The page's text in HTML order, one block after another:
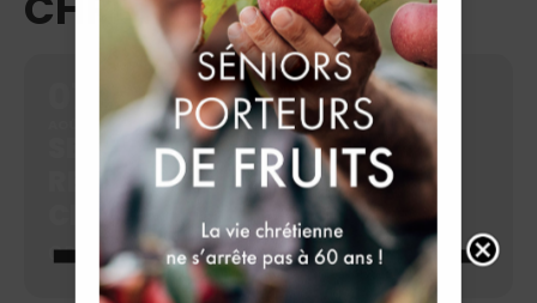
SEMAINE D'ÉTÉ DE LA
RELATION D'AIDE
CHRÉTIENNE
ORGANISÉE PAR ACC-FRANCE